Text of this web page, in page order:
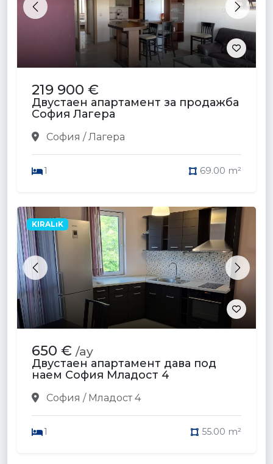
Previous Next
219 900 €
Двустаен апартамент за продажба
София Лагера
София / Лагера
1 69.00 m²
Previous Next
KIRALıK
650 € /ay
Двустаен апартамент дава под
наем София Младост 4
София / Младост 4
1 55.00 m²